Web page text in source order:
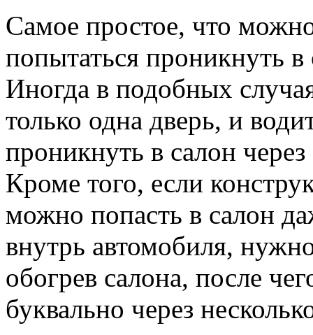
Самое простое, что
попытаться проникнуть
Иногда в подобных
только одна дверь, и
проникнуть в салон
Кроме того, если
можно попасть в салон
внутрь автомобиля,
обогрев салона, после
буквально через